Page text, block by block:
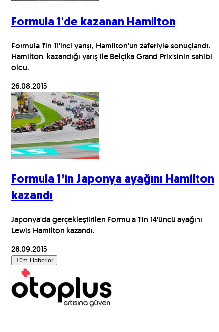
Formula 1'de kazanan Hamilton
Formula 1'in 11'inci yarışı, Hamilton'un zaferiyle sonuçlandı.
Hamilton, kazandığı yarış ile Belçika Grand Prix'sinin sahibi
oldu.
26.08.2015
Formula 1’in Japonya ayağını Hamilton
kazandı
Japonya'da gerçekleştirilen Formula 1'in 14'üncü ayağını
Lewis Hamilton kazandı.
28.09.2015
Tüm Haberler